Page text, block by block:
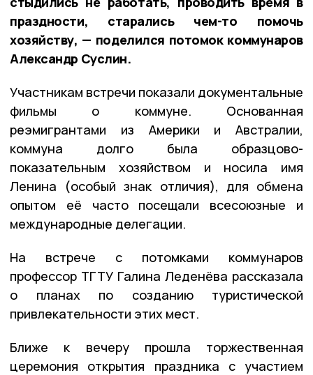
праздности, старались чем-то помочь
хозяйству, — поделился потомок коммунаров
Александр Суслин.
Участникам встречи показали документальные
фильмы о коммуне. Основанная
реэмигрантами из Америки и Австралии,
коммуна долго была образцово-
показательным хозяйством и носила имя
Ленина (особый знак отличия), для обмена
опытом её часто посещали всесоюзные и
международные делегации.
На встрече с потомками коммунаров
профессор ТГТУ Галина Леденёва рассказала
о планах по созданию туристической
привлекательности этих мест.
Ближе к вечеру прошла торжественная
церемония открытия праздника с участием